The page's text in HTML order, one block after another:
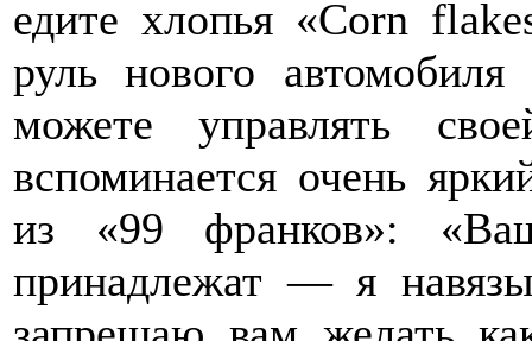
едите хлопья «Corn
руль нового
можете управлять
вспоминается очень
из «99 франков»:
принадлежат — я